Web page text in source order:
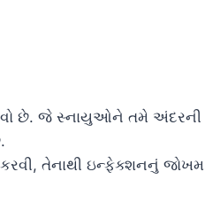
છે. જે સ્નાયુઓને તમે અંદરની
તેનાથી ઇન્ફેક્શનનું જોખમ